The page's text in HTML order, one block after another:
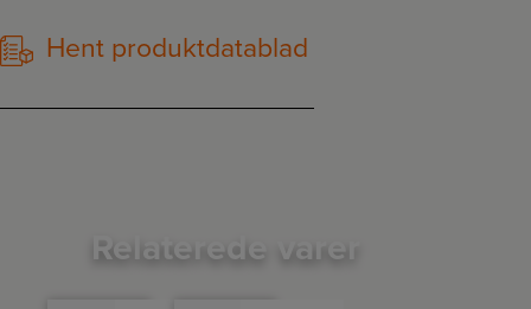
Hent produktdatablad
Relaterede varer